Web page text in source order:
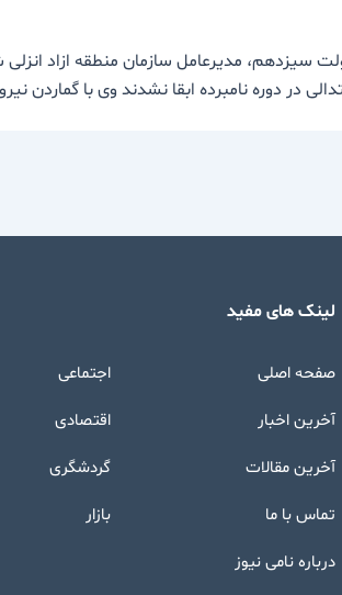
سیزدهم، مدیرعامل سازمان منطقه ازاد
لینک های مفید
صفحه اصلی
آخرین اخبار
آخرین مقالات
تماس با ما
درباره نامی نیوز
اجتماعی
اقتصادی
گردشگری
بازار